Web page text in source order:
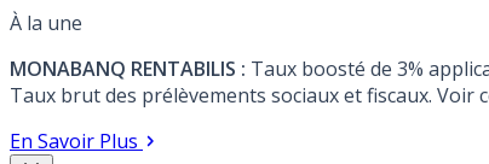
À la une
MONABANQ RENTABILIS : Taux boosté de 3%
Taux brut des prélèvements sociaux et fiscaux. Voir
En Savoir Plus